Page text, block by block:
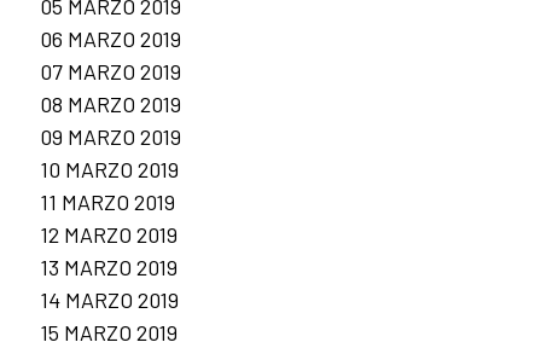
05 MARZO 2019
06 MARZO 2019
07 MARZO 2019
08 MARZO 2019
09 MARZO 2019
10 MARZO 2019
11 MARZO 2019
12 MARZO 2019
13 MARZO 2019
14 MARZO 2019
15 MARZO 2019